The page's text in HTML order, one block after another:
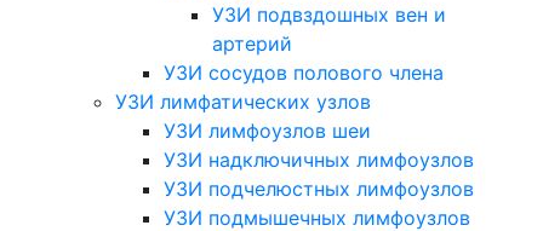
УЗИ подвздошных вен и
артерий
УЗИ сосудов полового члена
УЗИ лимфатических узлов
УЗИ лимфоузлов шеи
УЗИ надключичных лимфоузлов
УЗИ подчелюстных лимфоузлов
УЗИ подмышечных лимфоузлов